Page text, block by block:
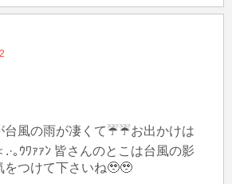
風の雨が凄くて☔☔お出かけは
｡ｳﾜｧｧﾝ 皆さんのとこは台風の影
をつけて下さいね🥹🥹